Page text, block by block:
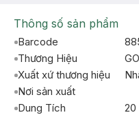
Thông số sản phẩm
Barcode
Thương Hiệu
Xuất xứ thương hiệu
Nơi sản xuất
Dung Tích
20